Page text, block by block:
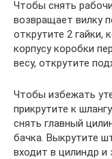
Чтобы снять
возвращает вилку
открутите 2 гайки,
корпусу коробки
весу, открутите
Чтобы избежать
прикрутите к
снять главный
бачка. Выкрутите
входит в цилиндр и